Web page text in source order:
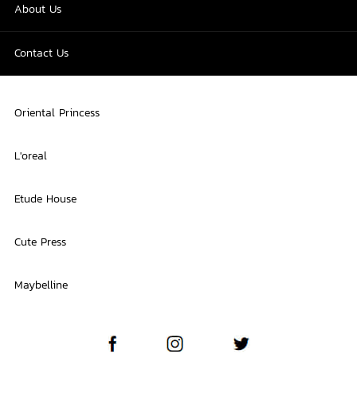
About Us
Contact Us
Oriental Princess
L'oreal
Etude House
Cute Press
Maybelline